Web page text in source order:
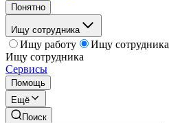
Понятно
Ищу сотрудника
Ищу работу
Ищу сотрудника
Ищу сотрудника
Сервисы
Помощь
Ещё
Поиск